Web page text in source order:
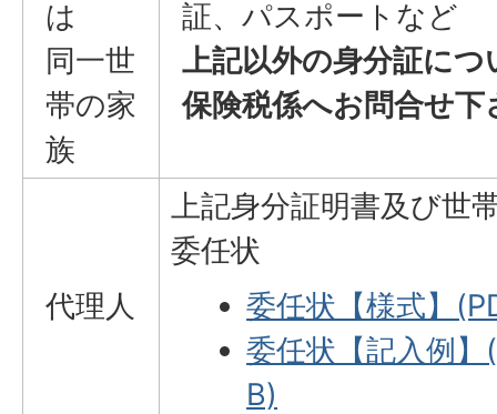
は
同一世
帯の家
族
証、パスポートなど
上記以外の身分証に
保険税係へお問合せ下
代理人
上記身分証明書及び世
委任状
委任状【様式】
委任状【記入例
B)